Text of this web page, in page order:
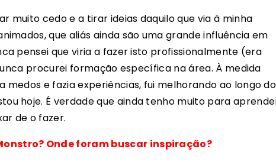
muito cedo e a tirar ideias daquilo que via à minha
que aliás ainda são uma grande influência em
pensei que viria a fazer isto profissionalmente (era
procurei formação específica na área. À medida
medos e fazia experiências, fui melhorando ao longo
hoje. É verdade que ainda tenho muito para
de o fazer.
Onde foram buscar inspiração?